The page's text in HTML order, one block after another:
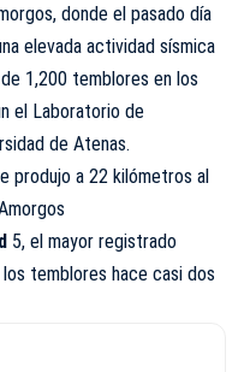
donde el pasado día
elevada actividad sísmica
1,200 temblores en los
el Laboratorio de
de Atenas.
produjo a 22 kilómetros al
5, el mayor registrado
temblores hace casi dos